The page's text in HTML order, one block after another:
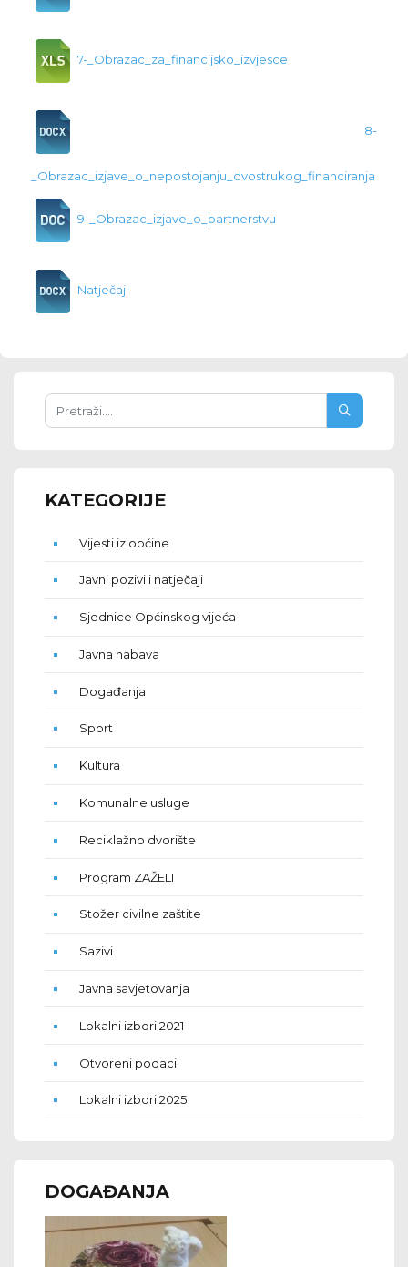
7-_Obrazac_za_financijsko_izvjesce
8-
_Obrazac_izjave_o_nepostojanju_dvostrukog_financiranja
9-_Obrazac_izjave_o_partnerstvu
Natječaj
KATEGORIJE
Vijesti iz općine
Javni pozivi i natječaji
Sjednice Općinskog vijeća
Javna nabava
Događanja
Sport
Kultura
Komunalne usluge
Reciklažno dvorište
Program ZAŽELI
Stožer civilne zaštite
Sazivi
Javna savjetovanja
Lokalni izbori 2021
Otvoreni podaci
Lokalni izbori 2025
DOGAĐANJA